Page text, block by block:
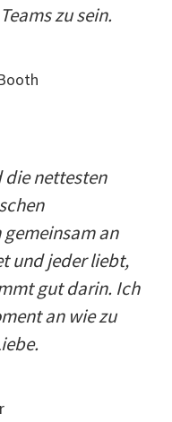
zu sein.
die nettesten
an
und jeder liebt,
gut darin. Ich
an wie zu